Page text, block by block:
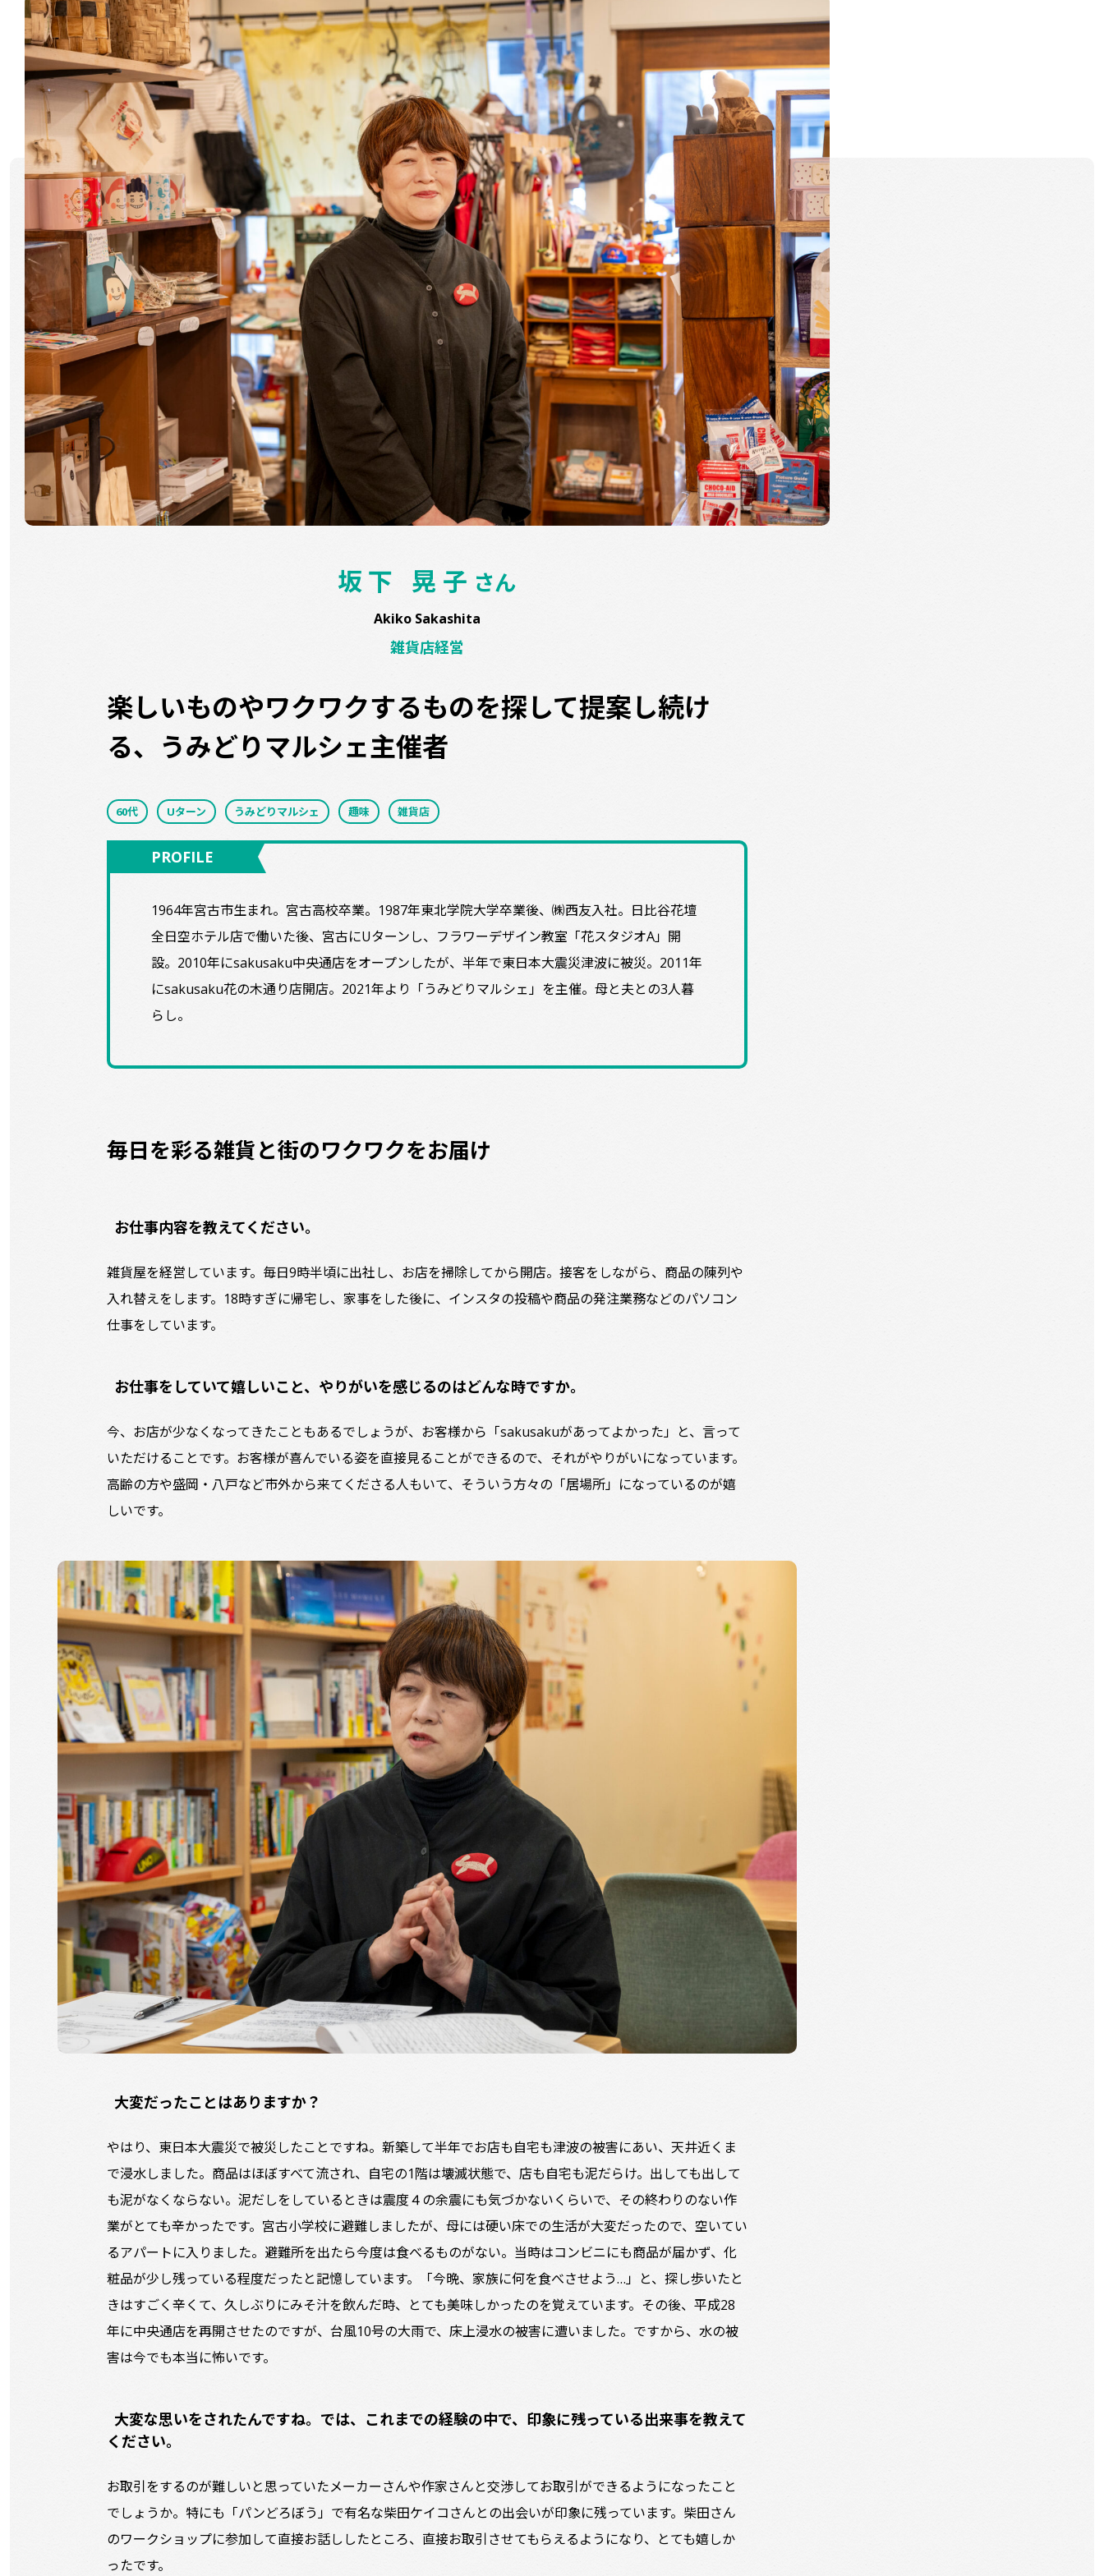
坂下 晃子 さん
Akiko Sakashita
雑貨店経営
楽しいものやワクワクするものを探して提案し続け
る、うみどりマルシェ主催者
60代 Uターン うみどりマルシェ 趣味 雑貨店
PROFILE
1964年宮古市生まれ。宮古高校卒業。1987年東北学院大学卒業後、㈱西友入社。日比谷花壇
全日空ホテル店で働いた後、宮古にUターンし、フラワーデザイン教室「花スタジオA」開
設。2010年にsakusaku中央通店をオープンしたが、半年で東日本大震災津波に被災。2011年
にsakusaku花の木通り店開店。2021年より「うみどりマルシェ」を主催。母と夫との3人暮
らし。
毎日を彩る雑貨と街のワクワクをお届け
お仕事内容を教えてください。
雑貨屋を経営しています。毎日9時半頃に出社し、お店を掃除してから開店。接客をしながら、商品の陳列や
入れ替えをします。18時すぎに帰宅し、家事をした後に、インスタの投稿や商品の発注業務などのパソコン
仕事をしています。
お仕事をしていて嬉しいこと、やりがいを感じるのはどんな時ですか。
今、お店が少なくなってきたこともあるでしょうが、お客様から「sakusakuがあってよかった」と、言って
いただけることです。お客様が喜んでいる姿を直接見ることができるので、それがやりがいになっています。
高齢の方や盛岡・八戸など市外から来てくださる人もいて、そういう方々の「居場所」になっているのが嬉
しいです。
大変だったことはありますか？
やはり、東日本大震災で被災したことですね。新築して半年でお店も自宅も津波の被害にあい、天井近くま
で浸水しました。商品はほぼすべて流され、自宅の1階は壊滅状態で、店も自宅も泥だらけ。出しても出して
も泥がなくならない。泥だしをしているときは震度４の余震にも気づかないくらいで、その終わりのない作
業がとても辛かったです。宮古小学校に避難しましたが、母には硬い床での生活が大変だったので、空いてい
るアパートに入りました。避難所を出たら今度は食べるものがない。当時はコンビニにも商品が届かず、化
粧品が少し残っている程度だったと記憶しています。「今晩、家族に何を食べさせよう…」と、探し歩いたと
きはすごく辛くて、久しぶりにみそ汁を飲んだ時、とても美味しかったのを覚えています。その後、平成28
年に中央通店を再開させたのですが、台風10号の大雨で、床上浸水の被害に遭いました。ですから、水の被
害は今でも本当に怖いです。
大変な思いをされたんですね。では、これまでの経験の中で、印象に残っている出来事を教えて
ください。
お取引をするのが難しいと思っていたメーカーさんや作家さんと交渉してお取引ができるようになったこと
でしょうか。特にも「パンどろぼう」で有名な柴田ケイコさんとの出会いが印象に残っています。柴田さん
のワークショップに参加して直接お話ししたところ、直接お取引させてもらえるようになり、とても嬉しか
ったです。